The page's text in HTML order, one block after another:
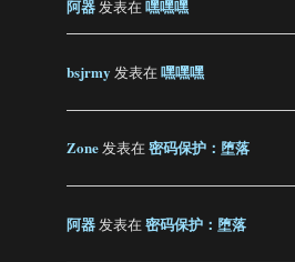
阿器发表在嘿嘿嘿
bsjrmy 发表在嘿嘿嘿
Zone发表在密码保护：堕落
阿器发表在密码保护：堕落